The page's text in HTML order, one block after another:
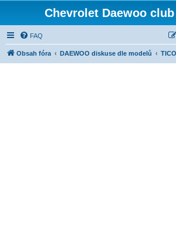
Chevrolet Daewoo
FAQ
Obsah fóra DAEWOO diskuse dle modelů TICO